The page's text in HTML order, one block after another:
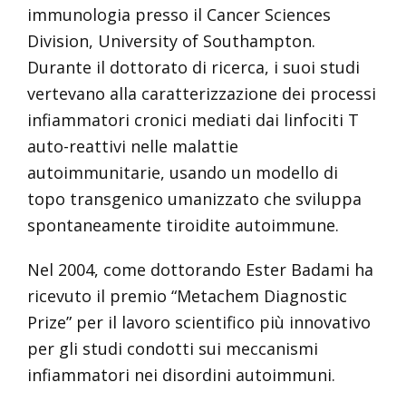
immunologia presso il Cancer Sciences
Division, University of Southampton.
Durante il dottorato di ricerca, i suoi studi
vertevano alla caratterizzazione dei processi
infiammatori cronici mediati dai linfociti T
auto-reattivi nelle malattie
autoimmunitarie, usando un modello di
topo transgenico umanizzato che sviluppa
spontaneamente tiroidite autoimmune.
Nel 2004, come dottorando Ester Badami ha
ricevuto il premio “Metachem Diagnostic
Prize” per il lavoro scientifico più innovativo
per gli studi condotti sui meccanismi
infiammatori nei disordini autoimmuni.